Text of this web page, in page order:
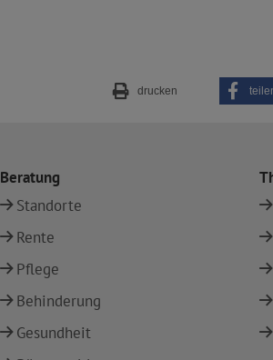
drucken
Beratung
Standorte
Rente
Pflege
Behinderung
Gesundheit